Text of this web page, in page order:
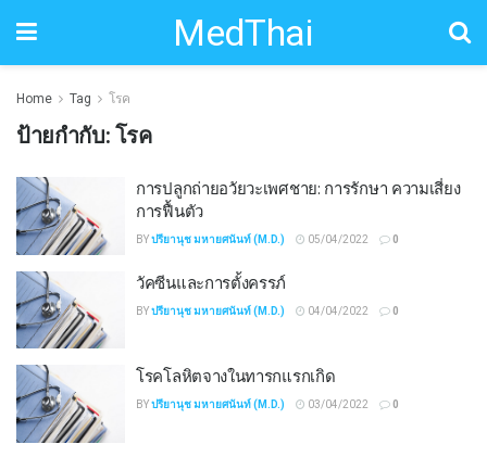
MedThai
Home Tag โรค
ป้ายกำกับ: โรค
การปลูกถ่ายอวัยวะเพศชาย: การรักษา ความเสี่ยง
การฟื้นตัว
BYปรียานุช มหายศนันท์ (M.D.) 05/04/2022 0
วัคซีนและการตั้งครรภ์
BYปรียานุช มหายศนันท์ (M.D.) 04/04/2022 0
โรคโลหิตจางในทารกแรกเกิด
BYปรียานุช มหายศนันท์ (M.D.) 03/04/2022 0